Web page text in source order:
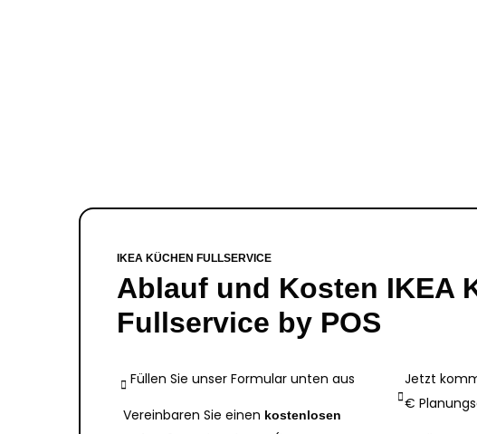
IKEA KÜCHEN FULLSERVICE
Ablauf und Kosten IKEA
Fullservice by POS
Füllen Sie unser Formular unten aus
Vereinbaren Sie einen kostenlosen
Jetzt
€